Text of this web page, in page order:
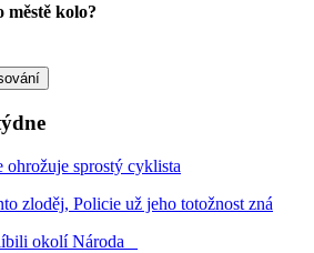
městě kolo?
ohrožuje sprostý cyklista
zloděj, Policie už jeho totožnost zná
okolí Národa